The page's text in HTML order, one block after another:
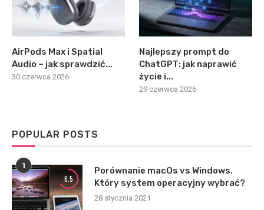
AirPods Max i Spatial
Audio – jak sprawdzić...
30 czerwca 2026
Najlepszy prompt do
ChatGPT: jak naprawić
życie i...
29 czerwca 2026
POPULAR POSTS
1
6.5
Porównanie macOs vs Windows.
Który system operacyjny wybrać?
28 stycznia 2021